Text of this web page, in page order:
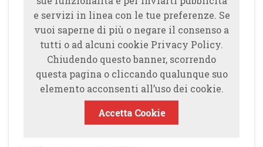
e servizi in linea con le tue preferenze. Se
vuoi saperne di più o negare il consenso a
tutti o ad alcuni cookie Privacy Policy.
Chiudendo questo banner, scorrendo
questa pagina o cliccando qualunque suo
elemento acconsenti all’uso dei cookie.
Accetta Cookie